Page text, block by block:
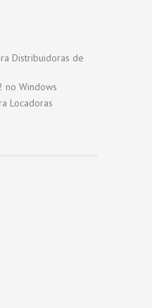
Distribuidoras de
no Windows
Locadoras